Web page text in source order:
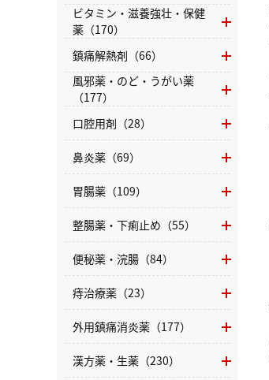
ビタミン・滋養強壮・保健
薬（170）
鎮痛解熱剤（66）
風邪薬・のど・うがい薬
（177）
口腔用剤（28）
鼻炎薬（69）
胃腸薬（109）
整腸薬・下痢止め（55）
便秘薬・浣腸（84）
痔治療薬（23）
外用鎮痛消炎薬（177）
漢方薬・生薬（230）